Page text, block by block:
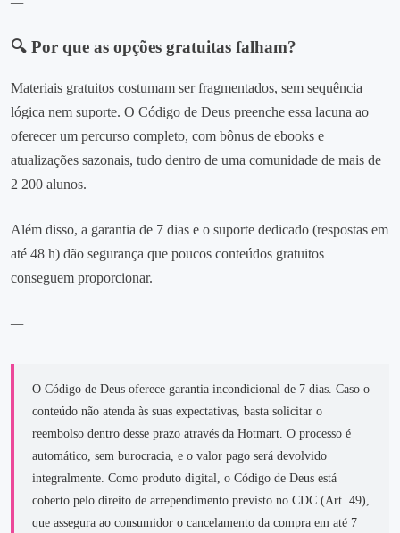
🔍 Por que as opções gratuitas falham?
Materiais gratuitos costumam ser fragmentados, sem sequência
lógica nem suporte. O Código de Deus preenche essa lacuna ao
oferecer um percurso completo, com bônus de ebooks e
atualizações sazonais, tudo dentro de uma comunidade de mais de
2 200 alunos.
Além disso, a garantia de 7 dias e o suporte dedicado (respostas em
até 48 h) dão segurança que poucos conteúdos gratuitos
conseguem proporcionar.
—
O Código de Deus oferece garantia incondicional de 7 dias. Caso o
conteúdo não atenda às suas expectativas, basta solicitar o
reembolso dentro desse prazo através da Hotmart. O processo é
automático, sem burocracia, e o valor pago será devolvido
integralmente. Como produto digital, o Código de Deus está
coberto pelo direito de arrependimento previsto no CDC (Art. 49),
que assegura ao consumidor o cancelamento da compra em até 7